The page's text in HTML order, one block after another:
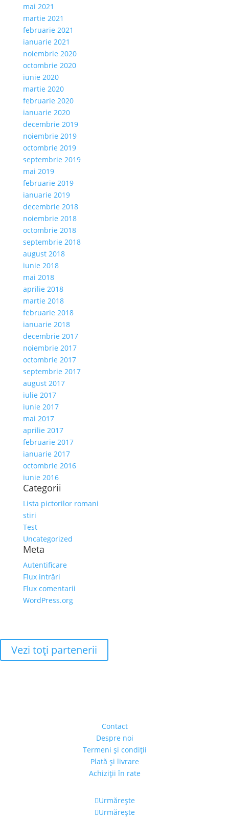
mai 2021
martie 2021
februarie 2021
ianuarie 2021
noiembrie 2020
octombrie 2020
iunie 2020
martie 2020
februarie 2020
ianuarie 2020
decembrie 2019
noiembrie 2019
octombrie 2019
septembrie 2019
mai 2019
februarie 2019
ianuarie 2019
decembrie 2018
noiembrie 2018
octombrie 2018
septembrie 2018
august 2018
iunie 2018
mai 2018
aprilie 2018
martie 2018
februarie 2018
ianuarie 2018
decembrie 2017
noiembrie 2017
octombrie 2017
septembrie 2017
august 2017
iulie 2017
iunie 2017
mai 2017
aprilie 2017
februarie 2017
ianuarie 2017
octombrie 2016
iunie 2016
Categorii
Lista pictorilor romani
stiri
Test
Uncategorized
Meta
Autentificare
Flux intrări
Flux comentarii
WordPress.org
Vezi toţi partenerii
Contact
Despre noi
Termeni şi condiţii
Plată şi livrare
Achiziţii în rate
Urmărește
Urmărește